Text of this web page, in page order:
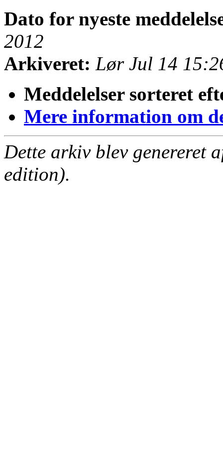
Dato for nyeste
2012
Arkiveret: Lør Jul 14
Meddelelser sorteret
Mere information om
Dette arkiv blev genereret
edition).